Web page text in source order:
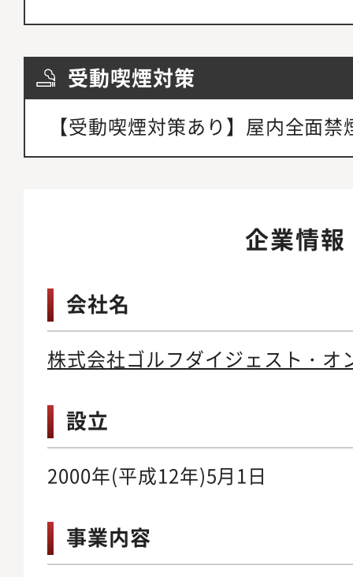
受動喫煙対策
【受動喫煙対策あり】屋内全面禁
企業情報
会社名
株式会社ゴルフダイジェスト・オ
設立
2000年(平成12年)5月1日
事業内容